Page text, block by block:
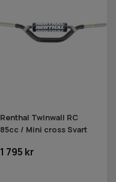
Renthal Twinwall RC
85cc / Mini cross Svart
1 795 kr